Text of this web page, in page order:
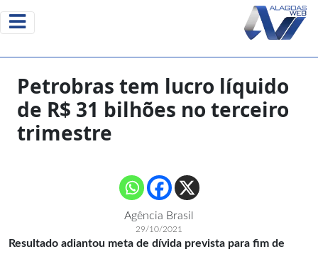
Petrobras tem lucro líquido
de R$ 31 bilhões no terceiro
trimestre
Agência Brasil
29/10/2021
Resultado adiantou meta de dívida prevista para fim de